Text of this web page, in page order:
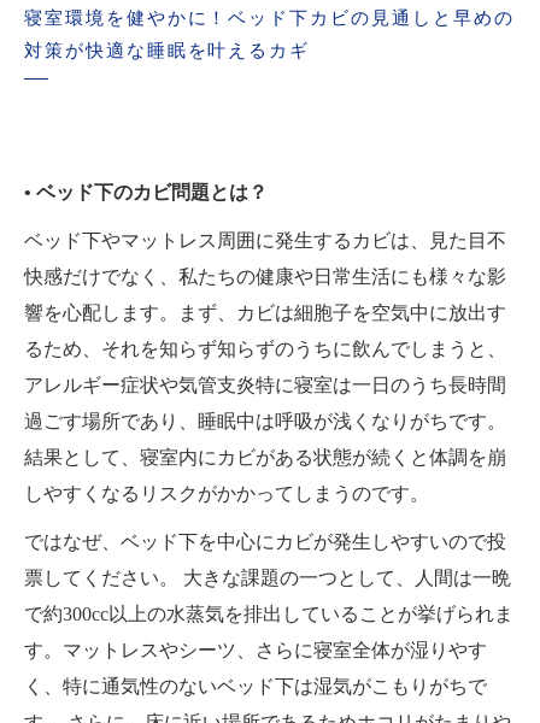
寝室環境を健やかに！ベッド下カビの見通しと早めの
対策が快適な睡眠を叶えるカギ
• ベッド下のカビ問題とは？
ベッド下やマットレス周囲に発生するカビは、見た目不
快感だけでなく、私たちの健康や日常生活にも様々な影
響を心配します。まず、カビは細胞子を空気中に放出す
るため、それを知らず知らずのうちに飲んでしまうと、
アレルギー症状や気管支炎特に寝室は一日のうち長時間
過ごす場所であり、睡眠中は呼吸が浅くなりがちです。
結果として、寝室内にカビがある状態が続くと体調を崩
しやすくなるリスクがかかってしまうのです。
ではなぜ、ベッド下を中心にカビが発生しやすいので投
票してください。 大きな課題の一つとして、人間は一晩
で約300cc以上の水蒸気を排出していることが挙げられま
す。マットレスやシーツ、さらに寝室全体が湿りやす
く、特に通気性のないベッド下は湿気がこもりがちで